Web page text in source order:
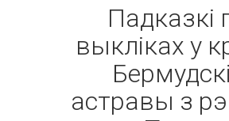
Падказкі
выкліках у
астравы з